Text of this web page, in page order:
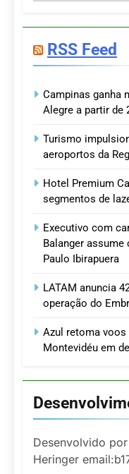
RSS Feed
Campinas ganha
Alegre a partir de
Turismo
aeroportos da
Hotel Premium
segmentos de
Executivo com
Balanger assume
Paulo Ibirapuera
LATAM anuncia
operação do
Azul retoma
Montevidéu em
Desenvolvido
Heringer